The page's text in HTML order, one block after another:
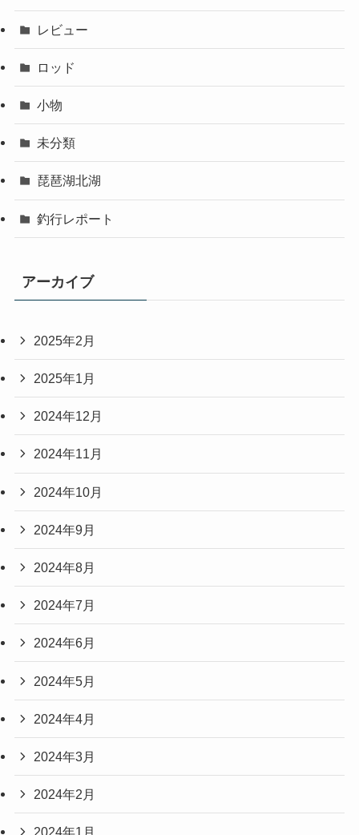
レビュー
ロッド
小物
未分類
琵琶湖北湖
釣行レポート
アーカイブ
2025年2月
2025年1月
2024年12月
2024年11月
2024年10月
2024年9月
2024年8月
2024年7月
2024年6月
2024年5月
2024年4月
2024年3月
2024年2月
2024年1月